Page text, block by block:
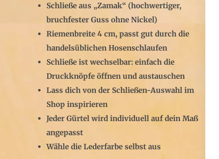
Schließe aus „Zamak“ (hochwertiger,
bruchfester Guss ohne Nickel)
Riemenbreite 4 cm, passt gut durch die
handelsüblichen Hosenschlaufen
Schließe ist wechselbar: einfach die
Druckknöpfe öffnen und austauschen
Lass dich von der Schließen-Auswahl im
Shop inspirieren
Jeder Gürtel wird individuell auf dein Maß
angepasst
Wähle die Lederfarbe selbst aus